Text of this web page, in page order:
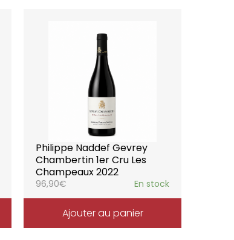
Philippe Naddef Gevrey
Chambertin 1er Cru Les
Champeaux 2022
96,90€ En stock
Ajouter au panier